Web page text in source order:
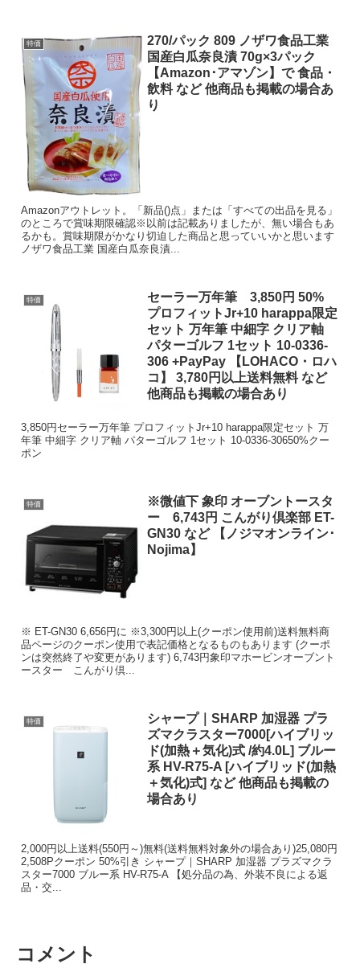
特価
270/パック 809 ノザワ食品工業
国産白瓜奈良漬 70g×3パック
【Amazon･アマゾン】で 食品・
飲料 など 他商品も掲載の場合あ
り
Amazonアウトレット。「新品()点」または「すべての出品を見る」
のところで賞味期限確認※以前は記載ありましたが、無い場合もあ
るかも。賞味期限がかなり切迫した商品と思っていいかと思います
ノザワ食品工業 国産白瓜奈良漬...
特価
セーラー万年筆 3,850円 50%
プロフィットJr+10 harappa限定
セット 万年筆 中細字 クリア軸
パターゴルフ 1セット 10-0336-
306 +PayPay 【LOHACO・ロハ
コ】 3,780円以上送料無料 など
他商品も掲載の場合あり
3,850円セーラー万年筆 プロフィットJr+10 harappa限定セット 万
年筆 中細字 クリア軸 パターゴルフ 1セット 10-0336-30650%クー
ポン
特価
※微値下 象印 オーブントースタ
ー 6,743円 こんがり倶楽部 ET-
GN30 など 【ノジマオンライン･
Nojima】
※ ET-GN30 6,656円に ※3,300円以上(クーポン使用前)送料無料商
品ページのクーポン使用で表記価格となるものもあります (クーポ
ンは突然終了や変更があります) 6,743円象印マホービンオーブント
ースター こんがり倶...
特価
シャープ｜SHARP 加湿器 プラ
ズマクラスター7000[ハイブリッ
ド(加熱＋気化)式 /約4.0L] ブルー
系 HV-R75-A [ハイブリッド(加熱
＋気化)式] など 他商品も掲載の
場合あり
2,000円以上送料(550円～)無料(送料無料対象外の場合あり)25,080円
2,508Pクーポン 50%引き シャープ｜SHARP 加湿器 プラズマクラ
スター7000 ブルー系 HV-R75-A 【処分品の為、外装不良による返
品・交...
コメント